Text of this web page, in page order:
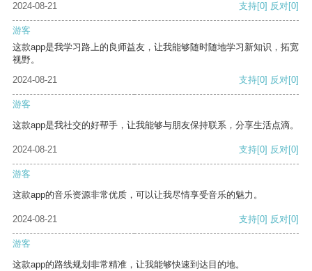
2024-08-21
支持[0] 反对[0]
游客
这款app是我学习路上的良师益友，让我能够随时随地学习新知识，拓宽
视野。
2024-08-21
支持[0] 反对[0]
游客
这款app是我社交的好帮手，让我能够与朋友保持联系，分享生活点滴。
2024-08-21 支持[0] 反对[0]
游客
这款app的音乐资源非常优质，可以让我尽情享受音乐的魅力。
2024-08-21 支持[0] 反对[0]
游客
这款app的路线规划非常精准，让我能够快速到达目的地。